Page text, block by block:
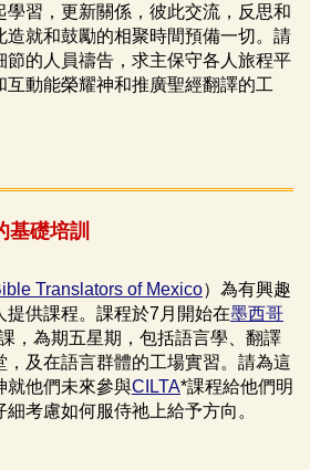
學習，更新關係，彼此交流，反思和
造就和鼓勵的相聚時間預備一切。請
節的人員禱告，求主保守各人旅程平
互動能榮耀神和推廣聖經翻譯的工
礎培訓
Translators of Mexico）為有興趣
提供課程。課程於7月開始在墨西哥
，為期五星期，包括語言學、翻譯
，及在語言群體的工場實習。請為這
就他們未來參與CILTA*課程給他們明
考慮如何服侍祂上給予方向。